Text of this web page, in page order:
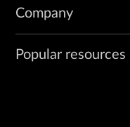
Company
Popular resources